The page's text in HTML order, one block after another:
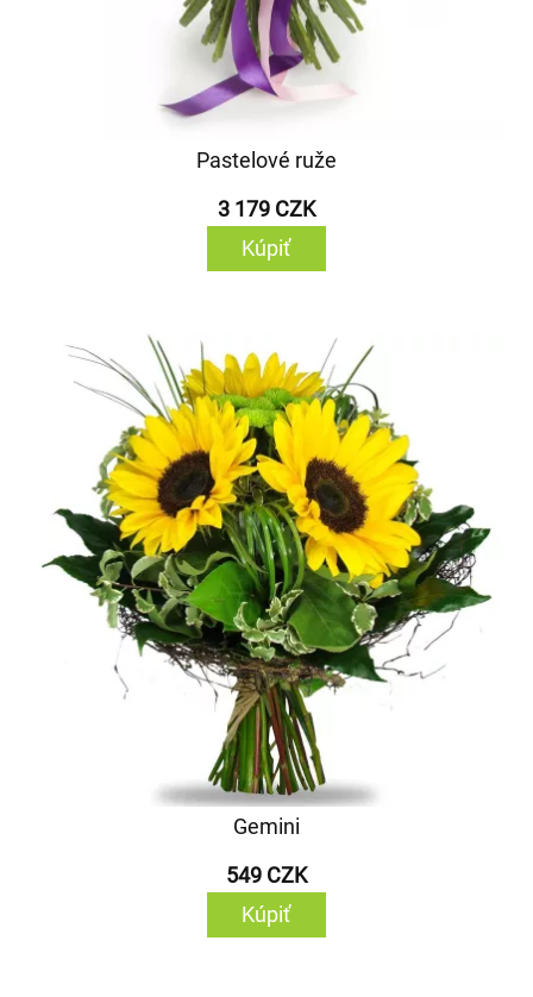
Pastelové ruže
3 179 CZK
Kúpiť
Gemini
549 CZK
Kúpiť